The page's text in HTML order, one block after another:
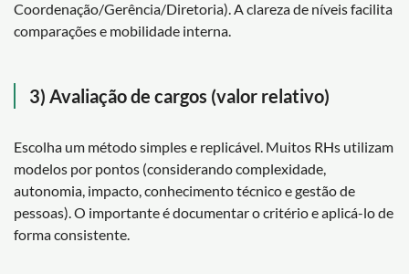
Coordenação/Gerência/Diretoria). A clareza de níveis facilita
comparações e mobilidade interna.
3) Avaliação de cargos (valor relativo)
Escolha um método simples e replicável. Muitos RHs utilizam
modelos por pontos (considerando complexidade,
autonomia, impacto, conhecimento técnico e gestão de
pessoas). O importante é documentar o critério e aplicá-lo de
forma consistente.